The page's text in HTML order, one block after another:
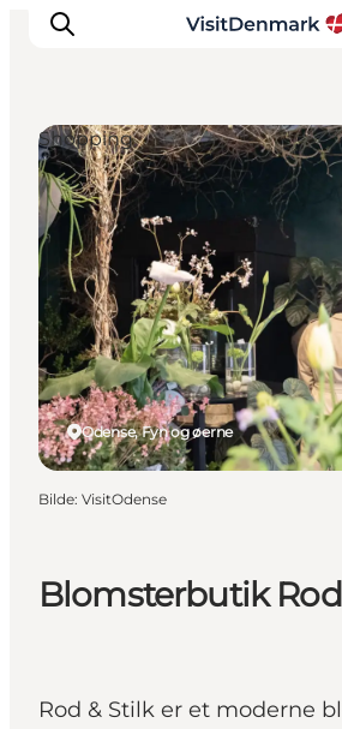
Inspirasjon
Reisemål
Aktiviteter
Overnatting
Planlegg reisen
Blomsterbutik
Rod & Stilk er et moderne
Odense, Fyn og øerne
Shopping
Bilde: VisitOdense